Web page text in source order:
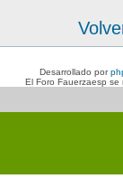
Desarrollado por
El Foro Fauerzaesp